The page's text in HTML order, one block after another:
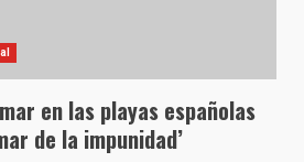
en las playas españolas
de la impunidad’